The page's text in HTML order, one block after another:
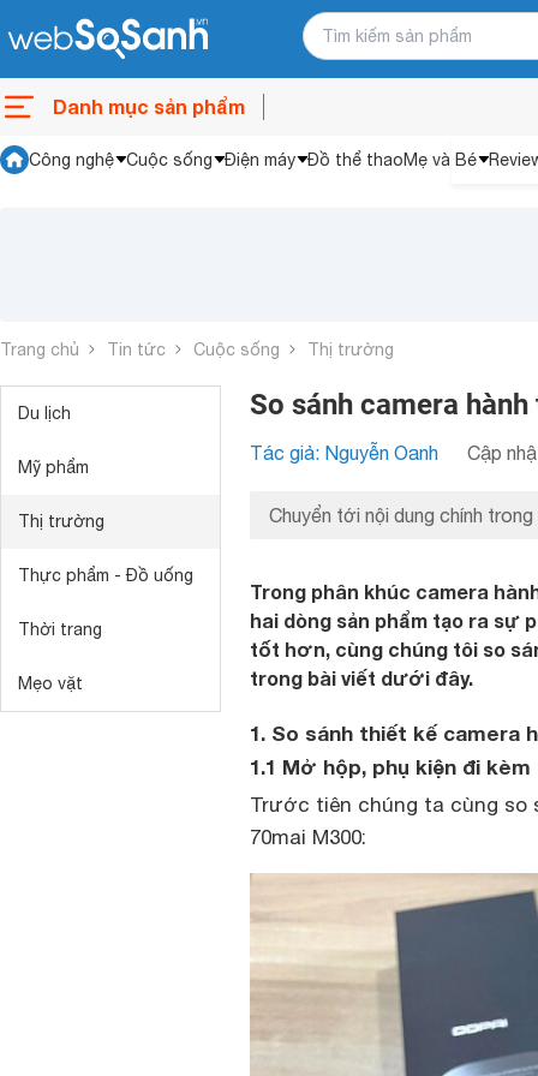
Danh mục sản phẩm
Công nghệ Cuộc sống Điện máy Đồ thể thaoMẹ và Bé
Trang chủ Tin tức Cuộc sống Thị trường
Du lịch
Mỹ phẩm
Thị trường
Thực phẩm - Đồ uống
Thời trang
Mẹo vặt
So sánh camera
Tác giả: Nguyễn Oanh Cập
Chuyển tới nội dung chính trong
Trong phân khúc camera
hai dòng sản phẩm tạo ra sự
tốt hơn, cùng chúng tôi so
trong bài viết dưới đây.
1. So sánh thiết kế camera
1.1 Mở hộp, phụ kiện đi kèm
Trước tiên chúng ta cùng so
70mai M300: